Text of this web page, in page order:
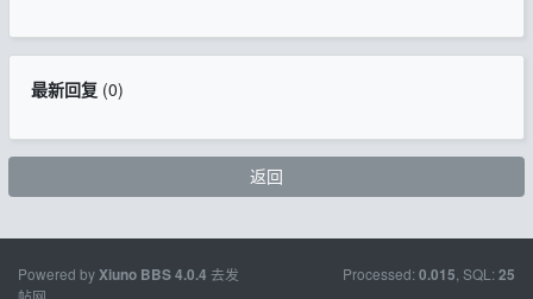
最新回复(0)
返回
Powered byXiuno BBS4.0.4 去发
帖网
Processed: 0.015 , SQL: 25